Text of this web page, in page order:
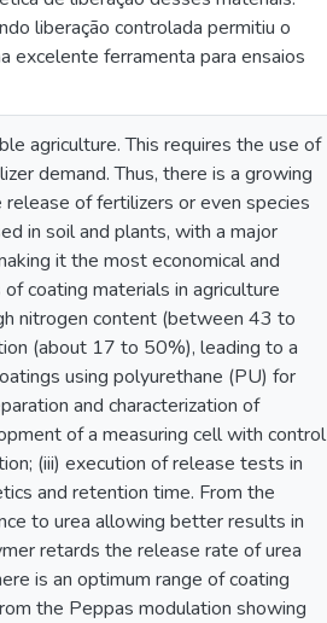
liberação controlada permitiu o
excelente ferramenta para ensaios
agriculture. This requires the use of
demand. Thus, there is a growing
of fertilizers or even species
in soil and plants, with a major
it the most economical and
coating materials in agriculture
nitrogen content (between 43 to
(about 17 to 50%), leading to a
using polyurethane (PU) for
and characterization of
of a measuring cell with control
(iii) execution of release tests in
and retention time. From the
to urea allowing better results in
retards the release rate of urea
is an optimum range of coating
the Peppas modulation showing